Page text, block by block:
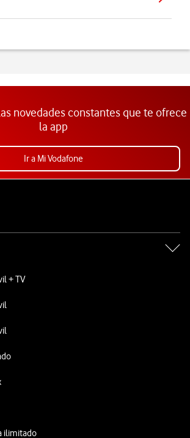
novedades constantes que te ofrece
la app
Ir a Mi Vodafone
redes sociales de Vodafone
+ TV
ilimitado